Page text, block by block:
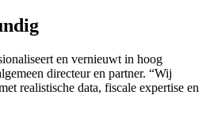
en vernieuwt in hoog
directeur en partner. “Wij
realistische data, fiscale expertise en